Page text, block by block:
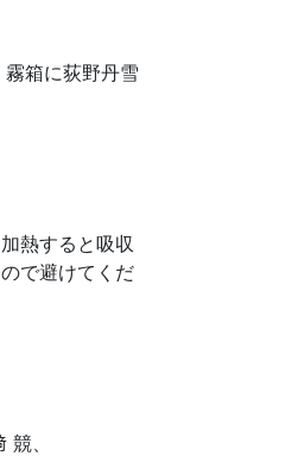
箱に荻野丹雪
熱すると吸収
で避けてくだ
、